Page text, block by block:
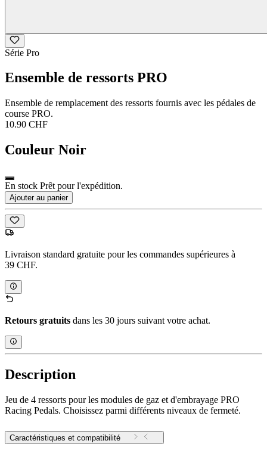
Série Pro
Ensemble de ressorts PRO
Ensemble de remplacement des ressorts fournis avec les pédales de
course PRO.
10.90 CHF
Couleur Noir
En stock Prêt pour l'expédition.
Ajouter au panier
Livraison standard gratuite pour les commandes supérieures à
39 CHF.
Retours gratuits dans les 30 jours suivant votre achat.
Description
Jeu de 4 ressorts pour les modules de gaz et d'embrayage PRO
Racing Pedals. Choisissez parmi différents niveaux de fermeté.
Caractéristiques et compatibilité